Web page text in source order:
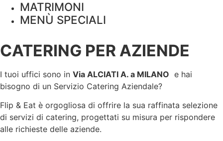
MATRIMONI
MENÙ SPECIALI
CATERING PER AZIENDE
I tuoi uffici sono in Via ALCIATI A. a MILANO e hai
bisogno di un Servizio Catering Aziendale?
Flip & Eat è orgogliosa di offrire la sua raffinata selezione
di servizi di catering, progettati su misura per rispondere
alle richieste delle aziende.